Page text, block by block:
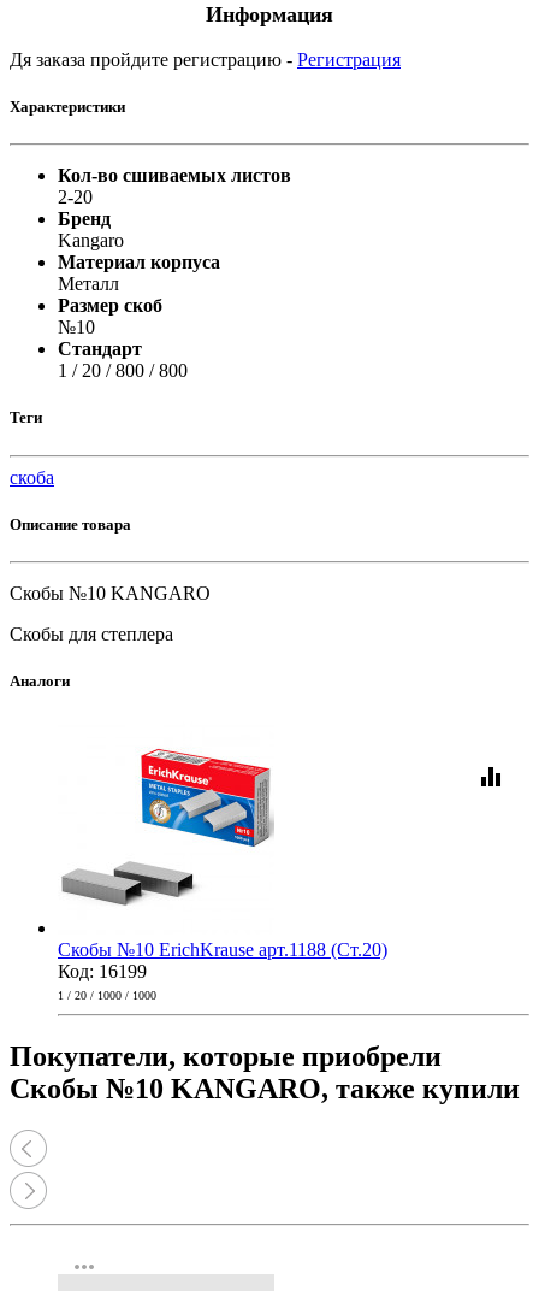
Информация
Дя заказа пройдите регистрацию - Регистрация
Характеристики
Кол-во сшиваемых листов
2-20
Бренд
Kangaro
Материал корпуса
Металл
Размер скоб
№10
Стандарт
1 / 20 / 800 / 800
Теги
скоба
Описание товара
Скобы №10 KANGARO
Скобы для степлера
Аналоги
equalizer
Скобы №10 ErichKrause арт.1188 (Ст.20)
Код: 16199
1 / 20 / 1000 / 1000
Покупатели, которые приобрели
Скобы №10 KANGARO, также купили
more_horiz